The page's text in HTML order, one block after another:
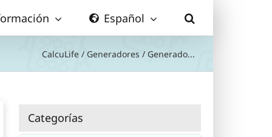
Español
CalcuLife / Generadores / Generado...
Categorías